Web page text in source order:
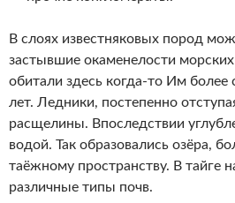
В слоях известняковых пород
застывшие окаменелости
обитали здесь когда-то Им более
лет. Ледники, постепенно
расщелины. Впоследствии
водой. Так образовались озёра,
таёжному пространству. В тайге
различные типы почв.